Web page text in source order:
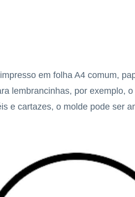
em folha A4 comum,
lembrancinhas, por exemplo,
e cartazes, o molde pode ser